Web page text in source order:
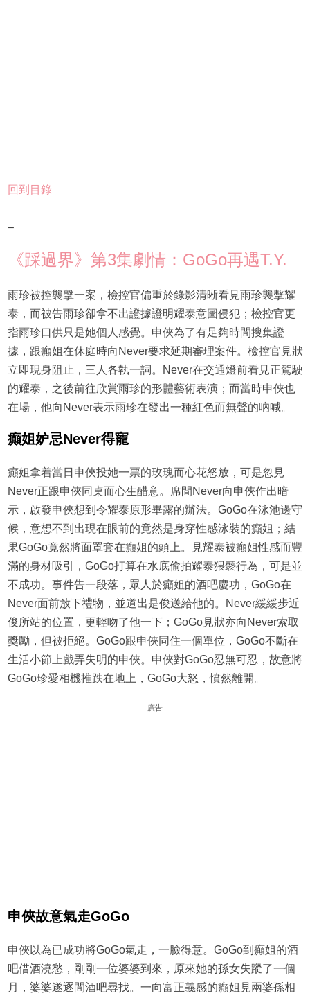
回到目錄
–
《踩過界》第3集劇情：GoGo再遇T.Y.
雨珍被控襲擊一案，檢控官偏重於錄影清晰看見雨珍襲擊耀
泰，而被告雨珍卻拿不出證據證明耀泰意圖侵犯；檢控官更
指雨珍口供只是她個人感覺。申俠為了有足夠時間搜集證
據，跟癲姐在休庭時向Never要求延期審理案件。檢控官見狀
立即現身阻止，三人各執一詞。Never在交通燈前看見正駕駛
的耀泰，之後前往欣賞雨珍的形體藝術表演；而當時申俠也
在場，他向Never表示雨珍在發出一種紅色而無聲的吶喊。
癲姐妒忌Never得寵
癲姐拿着當日申俠投她一票的玫瑰而心花怒放，可是忽見
Never正跟申俠同桌而心生醋意。席間Never向申俠作出暗
示，啟發申俠想到令耀泰原形畢露的辦法。GoGo在泳池邊守
候，意想不到出現在眼前的竟然是身穿性感泳裝的癲姐；結
果GoGo竟然將面罩套在癲姐的頭上。見耀泰被癲姐性感而豐
滿的身材吸引，GoGo打算在水底偷拍耀泰猥褻行為，可是並
不成功。事件告一段落，眾人於癲姐的酒吧慶功，GoGo在
Never面前放下禮物，並道出是俊送給他的。Never緩緩步近
俊所站的位置，更輕吻了他一下；GoGo見狀亦向Never索取
獎勵，但被拒絕。GoGo跟申俠同住一個單位，GoGo不斷在
生活小節上戲弄失明的申俠。申俠對GoGo忍無可忍，故意將
GoGo珍愛相機推跌在地上，GoGo大怒，憤然離開。
廣告
申俠故意氣走GoGo
申俠以為已成功將GoGo氣走，一臉得意。GoGo到癲姐的酒
吧借酒澆愁，剛剛一位婆婆到來，原來她的孫女失蹤了一個
月，婆婆遂逐間酒吧尋找。一向富正義感的癲姐見兩婆孫相